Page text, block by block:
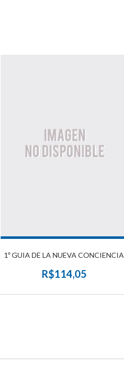
1º GUIA DE LA NUEVA CONCIENCIA
R$114,05